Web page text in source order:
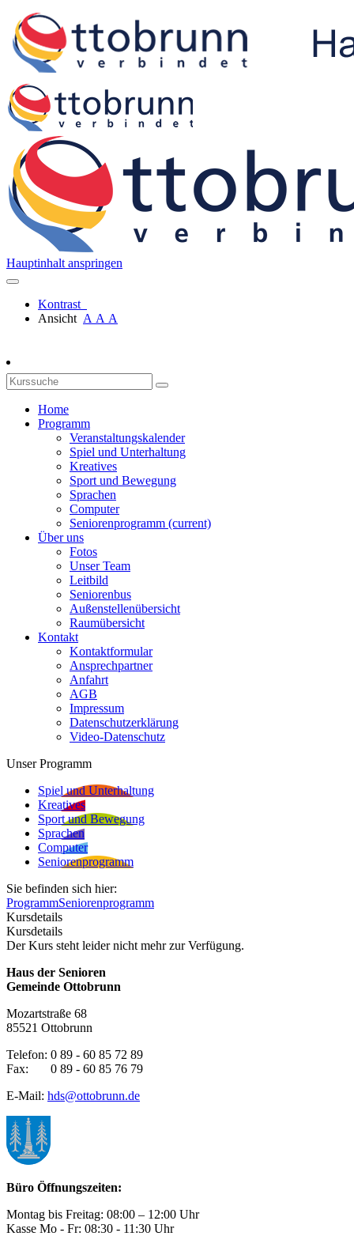
Hauptinhalt anspringen
Kontrast
Ansicht A A A
Home
Programm
Veranstaltungskalender
Spiel und Unterhaltung
Kreatives
Sport und Bewegung
Sprachen
Computer
Seniorenprogramm (current)
Über uns
Fotos
Unser Team
Leitbild
Seniorenbus
Außenstellenübersicht
Raumübersicht
Kontakt
Kontaktformular
Ansprechpartner
Anfahrt
AGB
Impressum
Datenschutzerklärung
Video-Datenschutz
Unser Programm
Spiel und Unterhaltung
Kreatives
Sport und Bewegung
Sprachen
Computer
Seniorenprogramm
Sie befinden sich hier:
ProgrammSeniorenprogramm
Kursdetails
Kursdetails
Der Kurs steht leider nicht mehr zur Verfügung.
Haus der Senioren
Gemeinde Ottobrunn
Mozartstraße 68
85521 Ottobrunn
Telefon: 0 89 - 60 85 72 89
Fax: 0 89 - 60 85 76 79
E-Mail: hds@ottobrunn.de
Büro Öffnungszeiten:
Montag bis Freitag: 08:00 – 12:00 Uhr
Kasse Mo - Fr: 08:30 - 11:30 Uhr